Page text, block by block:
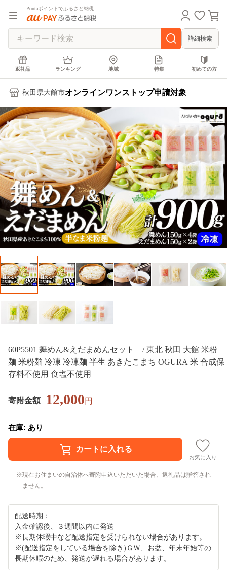
Pontaポイントでふるさと納税
詳細検索
返礼品 ランキング 地域 特集 初めての方
秋田県大館市オンラインワンストップ申請対象
60P5501 舞めん&えだまめんセット / 東北 秋田 大館 米粉
麺 米粉麺 冷凍 冷凍麺 半生 あきたこまち OGURA 米 合成保
存料不使用 食塩不使用
寄附金額 12,000円
在庫: あり
お気に入り
現在お住まいの自治体へ寄附申込いただいた場合、返礼品は贈答され
ません。
配送時期：
入金確認後、３週間以内に発送
※長期休暇中など配送指定を受けられない場合があります。
※(配送指定をしている場合を除き)ＧＷ、お盆、年末年始等の
長期休暇のため、発送が遅れる場合があります。